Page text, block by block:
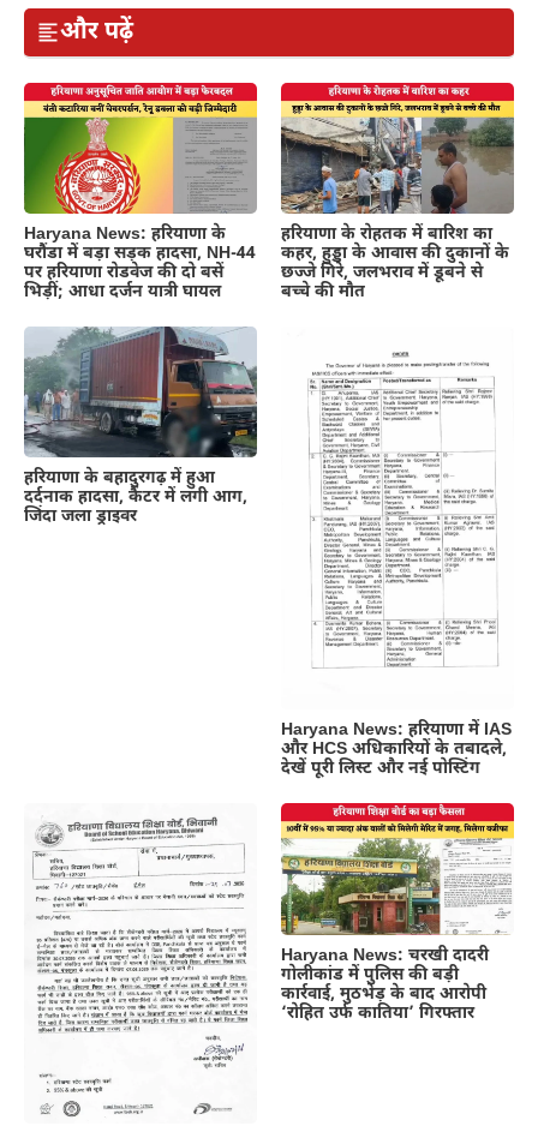
और पढ़ें
Haryana News: हरियाणा के
घरौंडा में बड़ा सड़क हादसा, NH-44
पर हरियाणा रोडवेज की दो बसें
भिड़ीं; आधा दर्जन यात्री घायल
हरियाणा के रोहतक में बारिश का
कहर, हुड्डा के आवास की दुकानों के
छज्जे गिरे, जलभराव में डूबने से
बच्चे की मौत
हरियाणा के बहादुरगढ़ में हुआ
दर्दनाक हादसा, कैंटर में लगी आग,
जिंदा जला ड्राइवर
Haryana News: हरियाणा में IAS
और HCS अधिकारियों के तबादले,
देखें पूरी लिस्ट और नई पोस्टिंग
Haryana News: चरखी दादरी
गोलीकांड में पुलिस की बड़ी
कार्रवाई, मुठभेड़ के बाद आरोपी
‘रोहित उर्फ कातिया’ गिरफ्तार